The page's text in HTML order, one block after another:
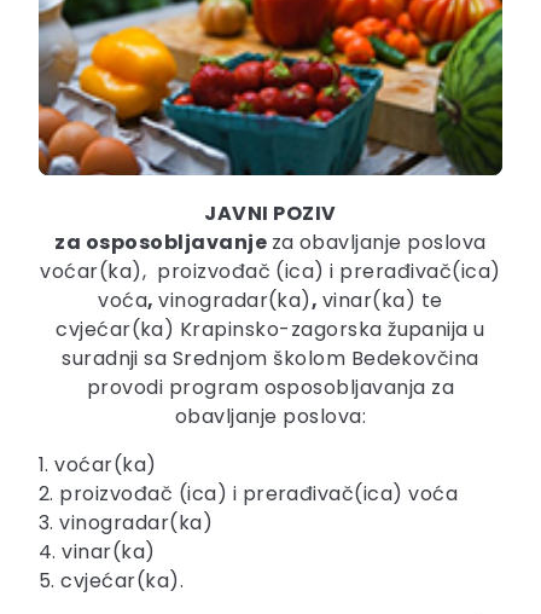
JAVNI POZIV
za osposobljavanje za obavljanje poslova
voćar(ka), proizvođač (ica) i prerađivač(ica)
voća,vinogradar(ka), vinar(ka) te
cvjećar(ka) Krapinsko-zagorska županija u
suradnji sa Srednjom školom Bedekovčina
provodi program osposobljavanja za
obavljanje poslova:
1. voćar(ka)
2. proizvođač (ica) i prerađivač(ica) voća
3. vinogradar(ka)
4. vinar(ka)
5. cvjećar(ka).